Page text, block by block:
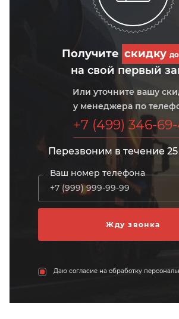
Получите скидку до
на свой первый
Или уточните вашу
у менеджера по
+7 (499) 346-
Перезвоним в течение 25
Ваш номер телефона
Даю согласие на обработку